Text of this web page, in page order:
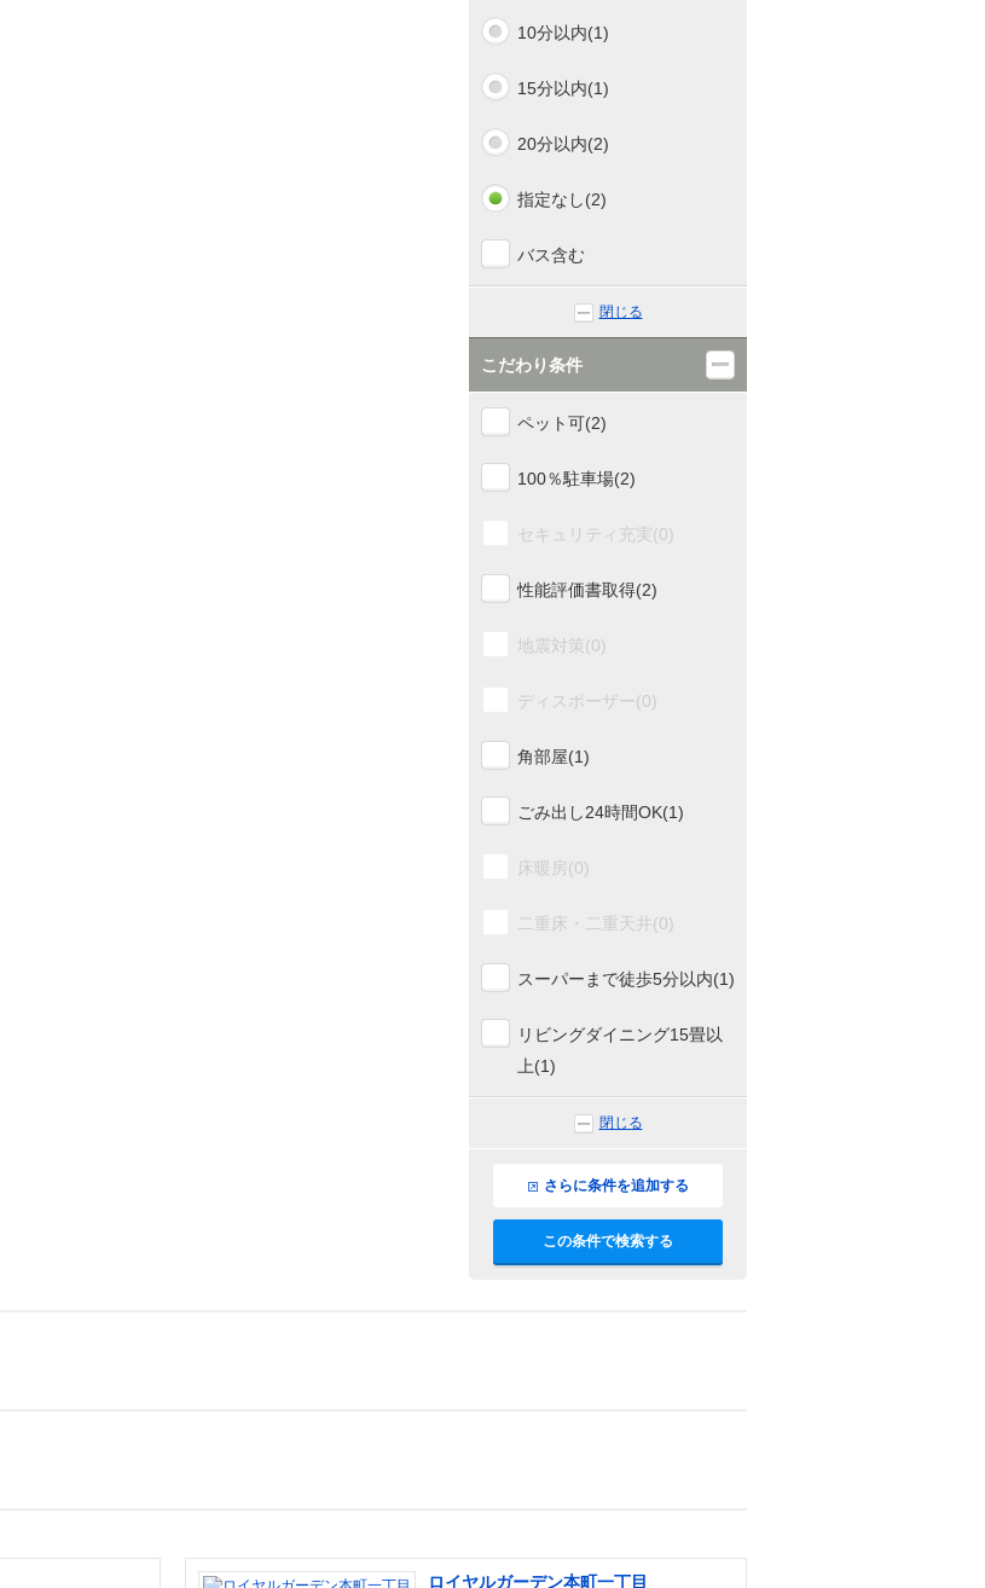
10分以内(1)
15分以内(1)
20分以内(2)
指定なし(2)
バス含む
閉じる
こだわり条件
ペット可(2)
100％駐車場(2)
セキュリティ充実(0)
性能評価書取得(2)
地震対策(0)
ディスポーザー(0)
角部屋(1)
ごみ出し24時間OK(1)
床暖房(0)
二重床・二重天井(0)
スーパーまで徒歩5分以内(1)
リビングダイニング15畳以
上(1)
閉じる
さらに条件を追加する
この条件で検索する
ロイヤルガーデン本町一丁目